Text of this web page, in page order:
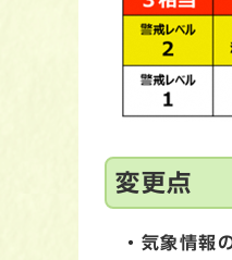
変更点
・気象情報